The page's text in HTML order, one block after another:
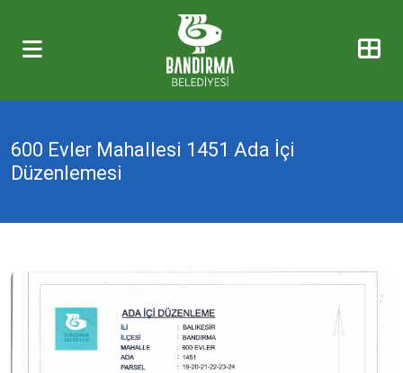
600 Evler Mahallesi 1451 Ada İçi
Düzenlemesi